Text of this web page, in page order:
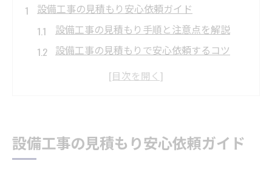
設備工事の見積もり安心依頼ガイド
設備工事の見積もり手順と注意点を解説
設備工事の見積もりで安心依頼するコツ
福岡市の設備工事で失敗しない依頼方法
福岡市で設備工事を依頼するコツ
設備工事の見積もり安心依頼ガイド